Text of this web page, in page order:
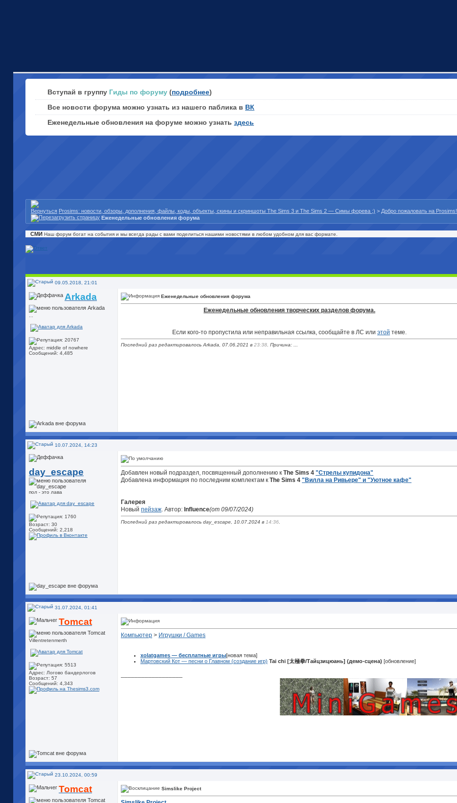
Вступай в группу Гиды по форуму (подробнее)
Все новости форума можно узнать из нашего паблика в ВК
Еженедельные обновления на форуме можно узнать здесь
Prosims: новости, обзоры, дополнения, файлы, коды, объекты, скины и скриншоты The Sims 3 и The Sims 2 — Симы форева ;) > Добро пожаловать на Prosims!
Еженедельные обновления форума
СМИ Наш форум богат на события и мы всегда рады с вами поделиться нашими новостями в любом удобном для вас формате.
09.05.2018, 21:01
Arkada
Адрес: middle of nowhere
Сообщений: 4,485
Еженедельные обновления форума
Еженедельные обновления творческих разделов форума.
Если кого-то пропустила или неправильная ссылка, сообщайте в ЛС или этой теме.
Последний раз редактировалось Arkada, 07.06.2021 в 23:38 . Причина: ...
10.07.2024, 14:23
day_escape
пол - это лава
Возраст: 30
Сообщений: 2,218
Добавлен новый подраздел, посвященный дополнению к The Sims 4 "Стрелы купидона"
Добавлена информация по последним комплектам к The Sims 4 "Вилла на Ривьере" и "Уютное кафе"
Галерея
Новый пейзаж. Автор: Influence(от 09/07/2024)
Последний раз редактировалось day_escape, 10.07.2024 в 14:36
31.07.2024, 01:41
Tomcat
Villentretenmerth
Адрес: Логово бандерлогов
Возраст: 57
Сообщений: 4,343
Компьютер > Игрушки / Games
xolatgames — бесплатные игры[новая тема]
Мартовский Кот — песни о Главном (создание игр) Tai chi [太極拳/Тайцзицюань] (демо-сцена) [обновление]
23.10.2024, 00:59
Tomcat Simslike Project